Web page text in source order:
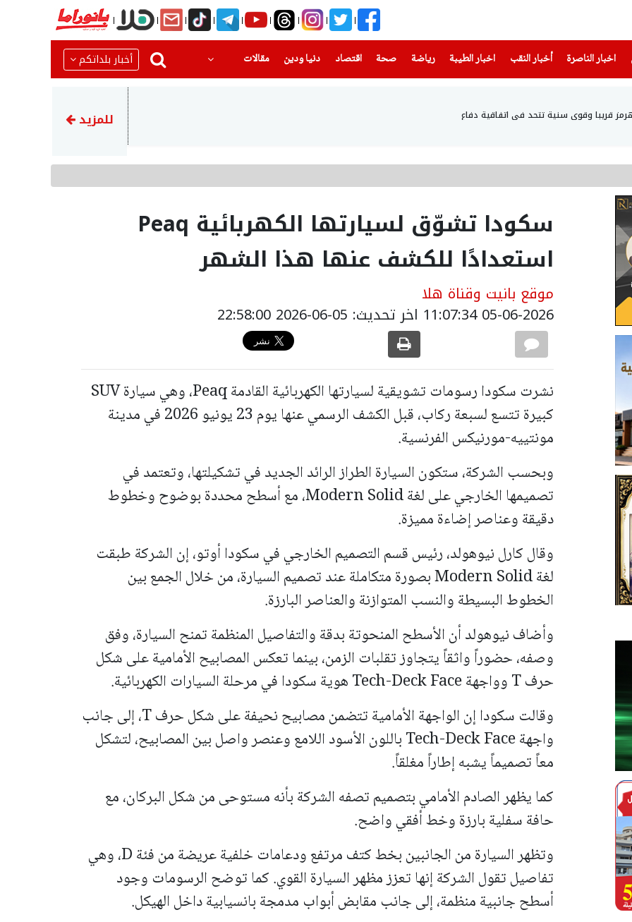
اخبار الناصرة
(current) أخبار النقب اخبار الطيبة(current) رياضة
(current) صحة(current) اقتصاد دنيا ودين
(current) مقالات أخبار بلداتكم
قريبا وقوى سنية تتحد في اتفاقية دفاع فتى (17 عاما) بحالة حرجة اثر حادث طرق في عرعرة النقب
للمزيد
سكودا تشوّق لسيارتها الكهربائية Peaq
استعدادًا للكشف عنها هذا الشهر
موقع بانيت وقناة هلا
05-06-2026 11:07:34 اخر تحديث: 05-06-2026 22:58:00
نشرت سكودا رسومات تشويقية لسيارتها الكهربائية القادمة Peaq، وهي سيارة SUV
كبيرة تتسع لسبعة ركاب، قبل الكشف الرسمي عنها يوم 23 يونيو 2026 في مدينة
مونتييه-مورنيكس الفرنسية.
وبحسب الشركة، ستكون السيارة الطراز الرائد الجديد في تشكيلتها، وتعتمد في
تصميمها الخارجي على لغة Modern Solid، مع أسطح محددة بوضوح وخطوط
دقيقة وعناصر إضاءة مميزة.
وقال كارل نيوهولد، رئيس قسم التصميم الخارجي في سكودا أوتو، إن الشركة طبقت
لغة Modern Solid بصورة متكاملة عند تصميم السيارة، من خلال الجمع بين
الخطوط البسيطة والنسب المتوازنة والعناصر البارزة.
وأضاف نيوهولد أن الأسطح المنحوتة بدقة والتفاصيل المنظمة تمنح السيارة، وفق
وصفه، حضوراً واثقاً يتجاوز تقلبات الزمن، بينما تعكس المصابيح الأمامية على شكل
حرف T وواجهة Tech-Deck Face هوية سكودا في مرحلة السيارات الكهربائية.
وقالت سكودا إن الواجهة الأمامية تتضمن مصابيح نحيفة على شكل حرف T، إلى جانب
واجهة Tech-Deck Face باللون الأسود اللامع وعنصر واصل بين المصابيح، لتشكل
معاً تصميماً يشبه إطاراً مغلقاً.
كما يظهر الصادم الأمامي بتصميم تصفه الشركة بأنه مستوحى من شكل البركان، مع
حافة سفلية بارزة وخط أفقي واضح.
وتظهر السيارة من الجانبين بخط كتف مرتفع ودعامات خلفية عريضة من فئة D، وهي
تفاصيل تقول الشركة إنها تعزز مظهر السيارة القوي. كما توضح الرسومات وجود
أسطح جانبية منظمة، إلى جانب مقابض أبواب مدمجة بانسيابية داخل الهيكل.